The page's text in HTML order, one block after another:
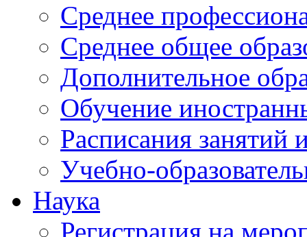
Среднее
Среднее общее
Дополнительное
Обучение
Расписания занятий
Учебно-
Наука